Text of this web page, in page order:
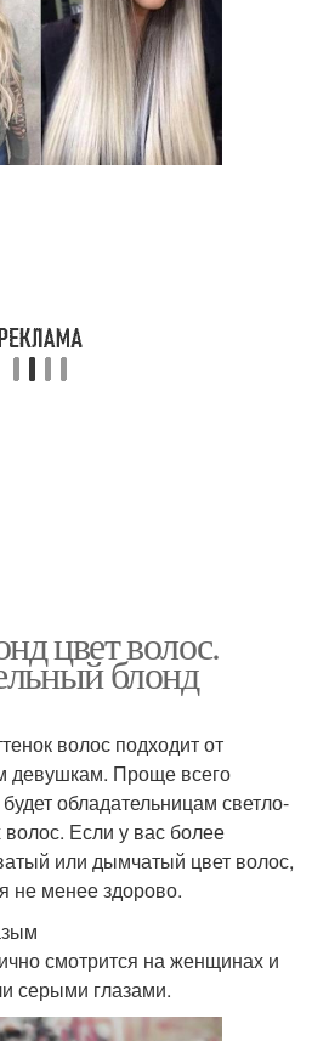
цвет волос.
блонд
волос подходит от
девушкам. Проще всего
обладательницам светло-
Если у вас более
или дымчатый цвет волос,
не менее здорово.
смотрится на женщинах и
серыми глазами.